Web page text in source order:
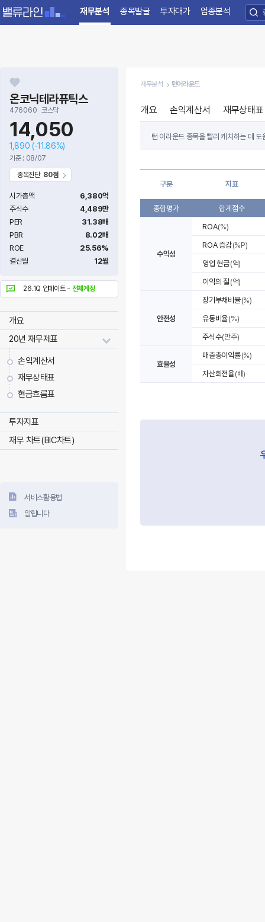
재무분석 종목발굴 투자대가 업종분석
온코닉테라퓨틱스
476060 코스닥
14,050
1,890 (-11.86%)
기준 : 08/07
종목진단 80점
시가총액
6,380억
주식수
4,489만
PER
31.38배
PBR
8.02배
ROE
25.56%
결산월
12월
26.1Q 업데이트 - 전체계정
개요
20년 재무제표
손익계산서
재무상태표
현금흐름표
투자지표
재무 차트(BIC차트)
서비스활용법
알립니다
재무분석 턴어라운드
개요 손익계산서 재무상태표
턴 어라운드 종목을 빨리 캐치하는 데
항목별 지표는 기업의 수익성, 자본조
구분 지표
종합평가 합계점수
수익성
ROA(%)
ROA 증감(%P)
영업 현금(억)
이익의 질 (억)
안전성
장기부채비율(%)
유동비율(%)
주식수(만주)
효율성
매출총이익률(%)
자산회전율(배)